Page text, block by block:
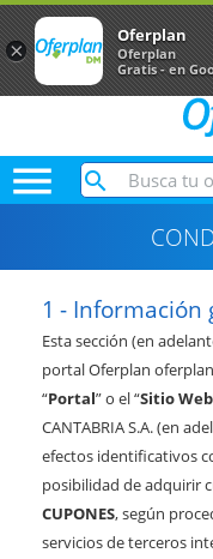

Información
Esta sección (en
portal Oferplan
“Portal” o el “Sitio Web
CANTABRIA S.A. (en
efectos identificativos
posibilidad de adquirir
CUPONES, según
servicios de terceros
×
Oferplan
Oferplan
Gratis - en